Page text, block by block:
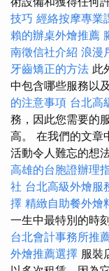
技巧 經絡按摩專業
賴的辦桌外燴推薦
南徵信社介紹 浪漫
牙齒矯正的方法 此
中包含哪些服務以
的注意事項 台北高
務，因此您需要的
高。 在我們的文章
活動令人難忘的想
高雄的台胞證辦理
社 台北高級外燴服
擇 精緻自助餐外燴
一生中最特別的時
台北會計事務所推
外燴推薦選擇 服裝